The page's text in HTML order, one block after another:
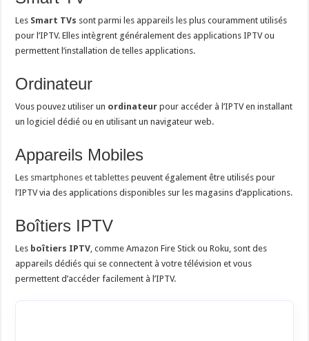
Les Smart TVs sont parmi les appareils les plus couramment utilisés
pour l’IPTV. Elles intègrent généralement des applications IPTV ou
permettent l’installation de telles applications.
Ordinateur
Vous pouvez utiliser un ordinateur pour accéder à l’IPTV en installant
un logiciel dédié ou en utilisant un navigateur web.
Appareils Mobiles
Les smartphones et tablettes peuvent également être utilisés pour
l’IPTV via des applications disponibles sur les magasins d’applications.
Boîtiers IPTV
Les boîtiers IPTV , comme Amazon Fire Stick ou Roku, sont des
appareils dédiés qui se connectent à votre télévision et vous
permettent d’accéder facilement à l’IPTV.